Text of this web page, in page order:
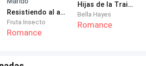
—ordenó Fernand y corrió hacia la
por el mal trato que había
una bola de hierro que golpeó
Resistiendo al amor de Mi Ex-Marido
Fruta Insecto
Romance
Hijas de la Traición
Bella Hayes
Romance